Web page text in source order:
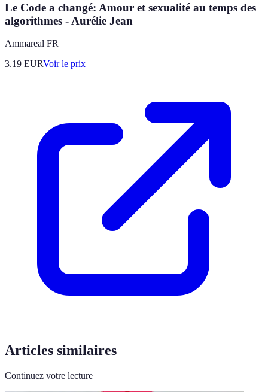
Le Code a changé: Amour et sexualité au temps des
algorithmes - Aurélie Jean
Ammareal FR
3.19 EURVoir le prix
Articles similaires
Continuez votre lecture